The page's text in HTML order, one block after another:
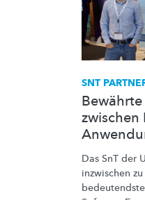
SNT
zwischen
Das SnT der
inzwischen